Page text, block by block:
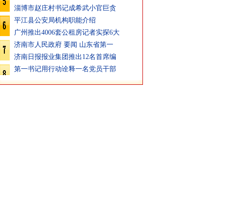
淄博市赵庄村书记成希武小官巨贪
平江县公安局机构职能介绍
广州推出4006套公租房记者实探6大
济南市人民政府 要闻 山东省第一
济南日报报业集团推出12名首席编
第一书记用行动诠释一名党员干部